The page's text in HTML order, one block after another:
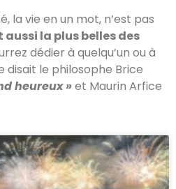
la vie en un mot, n’est pas
aussi la plus belles des
dédier à quelqu’un ou à
disait le philosophe Brice
heureux » et Maurin Arfice